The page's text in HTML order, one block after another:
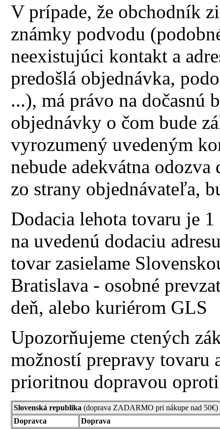
V prípade, že obchodník
známky podvodu
neexistujúci kontakt a
predošlá objednávka,
...), má právo na dočasnú
objednávky o čom bude
vyrozumený uvedeným
nebude adekvátna
zo strany objednávateľa,
Dodacia lehota tovaru je
na uvedenú dodaciu
tovar zasielame
Bratislava - osobné
deň, alebo kuriérom GLS
Upozorňujeme ctených
možností prepravy tovaru
prioritnou dopravou
Slovenská republika(doprava ZADARMO pri nákupe nad 50€)
Dopravca
Doprava